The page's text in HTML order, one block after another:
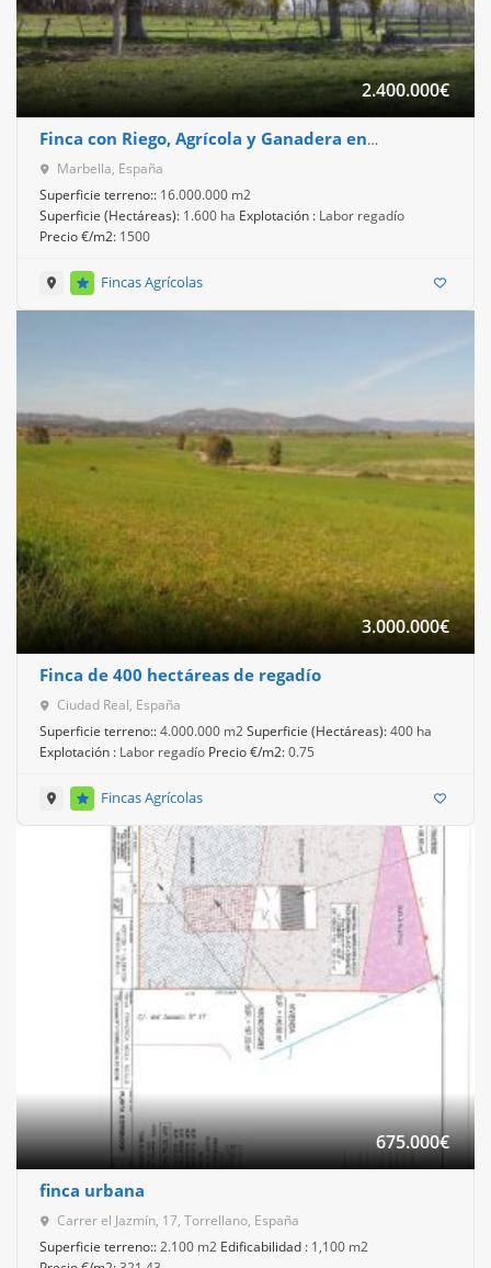
2.400.000€
Finca con Riego, Agrícola y Ganadera en
Argentina
Marbella, España
Superficie terreno:: 16.000.000 m2
Superficie (Hectáreas): 1.600 ha Explotación : Labor regadío
Precio €/m2: 1500
Fincas Agrícolas
3.000.000€
Finca de 400 hectáreas de regadío
Ciudad Real, España
Superficie terreno::4.000.000 m2Superficie (Hectáreas):400 ha
Explotación : Labor regadío Precio €/m2:0.75
Fincas Agrícolas
675.000€
finca urbana
Carrer el Jazmín, 17, Torrellano, España
Superficie terreno::2.100 m2 Edificabilidad : 1,100 m2